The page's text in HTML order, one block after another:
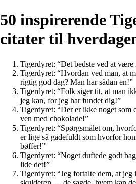
50 inspirerende
citater til
Tigerdyret: “Det bedste ved at
Tigerdyret: “Hvordan ved man, at
rigtig god dag? Man har sådan en!”
Tigerdyret: “Folk siger tit, at man
jeg kan, for jeg har fundet dig!”
Tigerdyret: “Der er ikke noget som
ven med chokolade!”
Tigerdyret: “Spørgsmålet om,
er lige så gådefuldt som hvorfor
bøffer!”
Tigerdyret: “Noget duftede godt
lide det!”
Tigerdyret: “Jeg fortalte dem, at jeg